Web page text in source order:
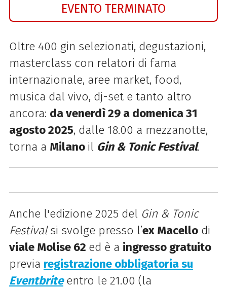
EVENTO TERMINATO
Oltre 400 gin selezionati, degustazioni,
masterclass con relatori di fama
internazionale, aree market, food,
musica dal vivo, dj-set e tanto altro
ancora: da venerdì 29 a domenica 31
agosto 2025, dalle 18.00 a mezzanotte,
torna a Milano il Gin & Tonic Festival.
Anche l'edizione 2025 del Gin & Tonic
Festivalsi svolge presso l’ex Macellodi
viale Molise 62 ed è a ingresso gratuito
previa registrazione obbligatoria su
Eventbrite entro le 21.00 (la